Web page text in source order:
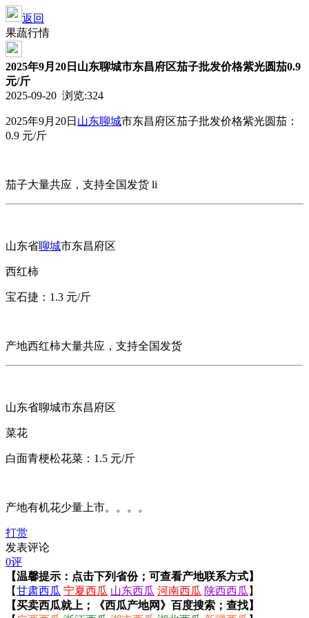
返回
果蔬行情
2025年9月20日山东聊城市东昌府区茄子批发价格紫光圆茄0.9
元/斤
2025-09-20 浏览:324
2025年9月20日 山东聊城市东昌府区茄子批发价格紫光圆茄：
0.9 元/斤
茄子大量共应，支持全国发货 li
山东省聊城市东昌府区
西红柿
宝石捷：1.3 元/斤
产地西红柿大量共应，支持全国发货
山东省聊城市东昌府区
菜花
白面青梗松花菜：1.5 元/斤
产地有机花少量上市。。。。
打赏
发表评论
0评
【温馨提示：点击下列省份；可查看产地联系方式】
【甘肃西瓜 宁夏西瓜 山东西瓜 河南西瓜 陕西西瓜 】
【买卖西瓜就上；《西瓜产地网》百度搜索；查找】